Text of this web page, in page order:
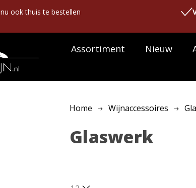
nu ook thuis te bestellen
Assortiment Nieuw
Home Wijnaccessoires
Glaswerk